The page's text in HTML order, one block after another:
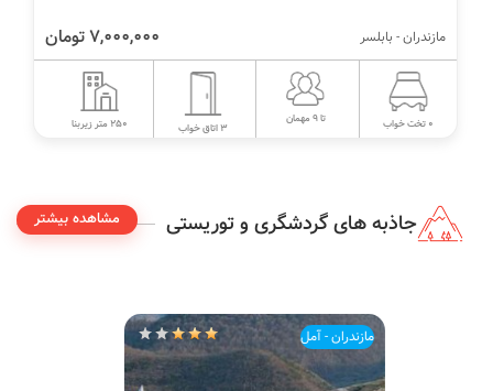
5,650,000 تومان مازندران - بابلسر
8 تخت خواب تا 12 مهمان
4 اتاق خواب 200 متر زیربنا
جاذبه های گردشگری و توریستی مشاهده بیشتر
مازندران - آمل